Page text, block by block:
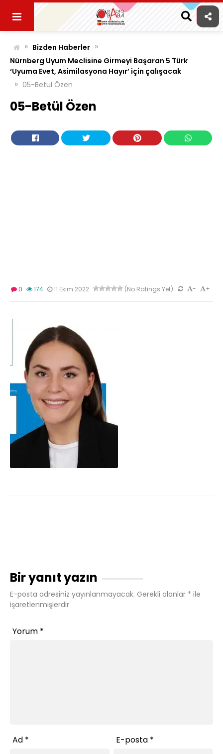
content
» Bizden Haberler »
Nürnberg Uyum Meclisine Girmeyi Başaran 5 Türk
‘Uyuma Evet, Asimilasyona Hayır’ için çalışacak
» 05-Betül Özen
05-Betül Özen
0 174 11 Ekim 2022 (No Ratings Yet) +
-
Bir yanıt yazın
E-posta adresiniz yayınlanmayacak. Gerekli alanlar * ile
işaretlenmişlerdir
Yorum *
Ad * E-posta *